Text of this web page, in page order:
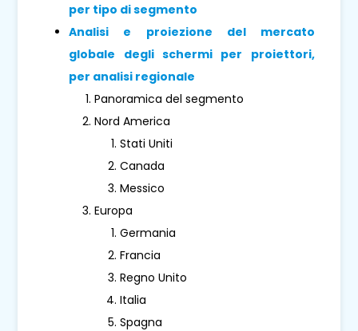
per tipo di segmento
Analisi e proiezione del mercato
globale degli schermi per proiettori,
per analisi regionale
Panoramica del segmento
Nord America
Stati Uniti
Canada
Messico
Europa
Germania
Francia
Regno Unito
Italia
Spagna